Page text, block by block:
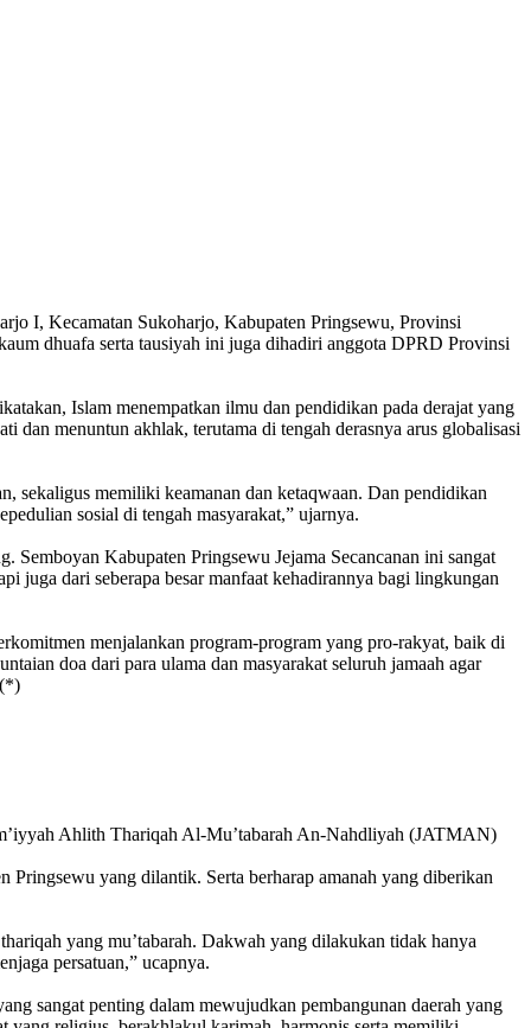
I, Kecamatan Sukoharjo, Kabupaten Pringsewu, Provinsi
dhuafa serta tausiyah ini juga dihadiri anggota DPRD Provinsi
Islam menempatkan ilmu dan pendidikan pada derajat yang
menuntun akhlak, terutama di tengah derasnya arus globalisasi
sekaligus memiliki keamanan dan ketaqwaan. Dan pendidikan
sosial di tengah masyarakat,” ujarnya.
Kabupaten Pringsewu Jejama Secancanan ini sangat
juga dari seberapa besar manfaat kehadirannya bagi lingkungan
menjalankan program-program yang pro-rakyat, baik di
doa dari para ulama dan masyarakat seluruh jamaah agar
Ahlith Thariqah Al-Mu’tabarah An-Nahdliyah (JATMAN)
Pringsewu yang dilantik. Serta berharap amanah yang diberikan
yang mu’tabarah. Dakwah yang dilakukan tidak hanya
persatuan,” ucapnya.
sangat penting dalam mewujudkan pembangunan daerah yang